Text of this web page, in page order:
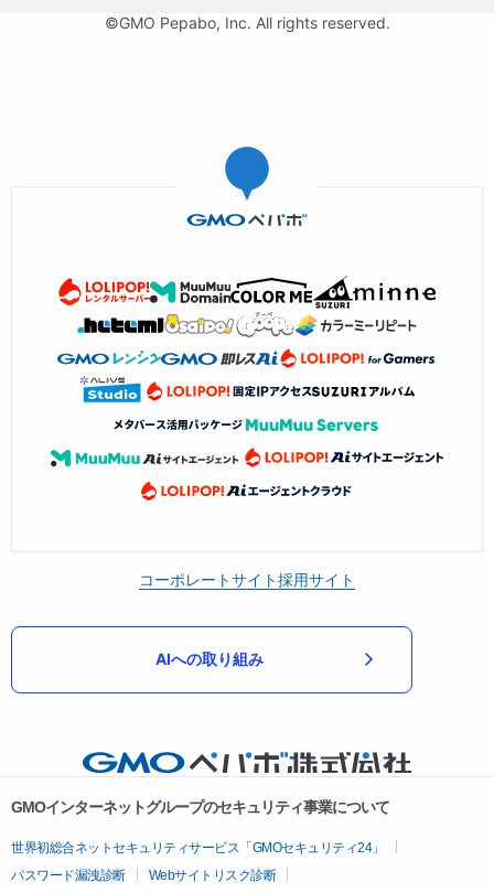
©GMO Pepabo, Inc. All rights reserved.
コーポレートサイト採用サイト
AIへの取り組み
GMOインターネットグループのセキュリティ事業について
世界初総合ネットセキュリティサービス「GMOセキュリティ24」
パスワード漏洩診断
Webサイトリスク診断